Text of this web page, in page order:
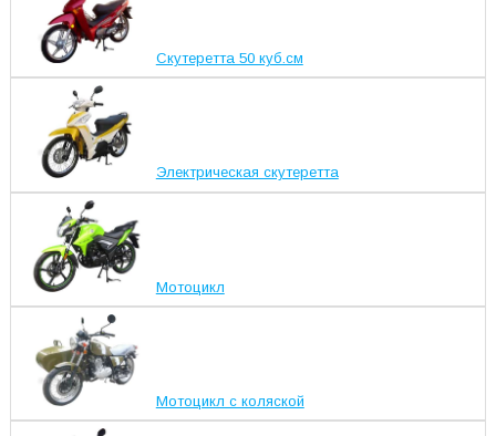
Скутеретта 50 куб.см
Электрическая скутеретта
Мотоцикл
Мотоцикл с коляской